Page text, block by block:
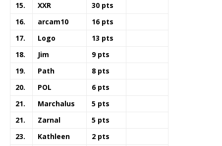
15.
XXR
30 pts
16.
arcam10
16 pts
17.
Logo
13 pts
18.
Jim
9 pts
19.
Path
8 pts
20.
POL
6 pts
21.
Marchalus
5 pts
21.
Zarnal
5 pts
23.
Kathleen
2 pts